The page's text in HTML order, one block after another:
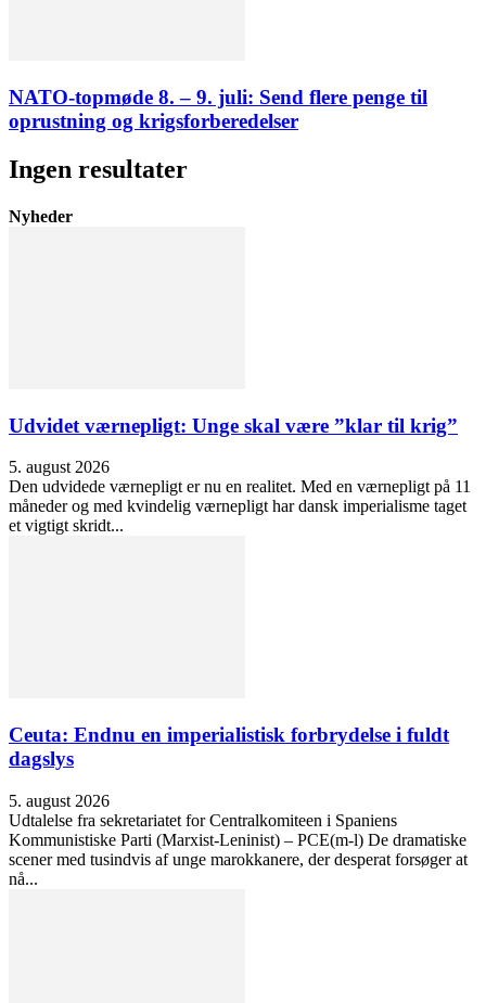
NATO-topmøde 8. – 9. juli: Send flere penge til
oprustning og krigsforberedelser
Ingen resultater
Nyheder
Udvidet værnepligt: Unge skal være ”klar til krig”
5. august 2026
Den udvidede værnepligt er nu en realitet. Med en værnepligt på 11
måneder og med kvindelig værnepligt har dansk imperialisme taget
et vigtigt skridt...
Ceuta: Endnu en imperialistisk forbrydelse i fuldt
dagslys
5. august 2026
Udtalelse fra sekretariatet for Centralkomiteen i Spaniens
Kommunistiske Parti (Marxist-Leninist) – PCE(m-l) De dramatiske
scener med tusindvis af unge marokkanere, der desperat forsøger at
nå...